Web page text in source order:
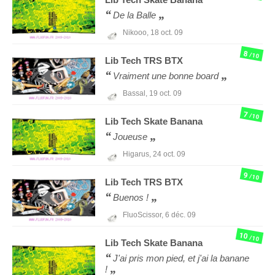
De la Balle
Nikooo, 18 oct. 09
Lib Tech TRS BTX
Vraiment une bonne board
Bassal, 19 oct. 09
8/10
Lib Tech Skate Banana
Joueuse
Higarus, 24 oct. 09
7/10
Lib Tech TRS BTX
Buenos !
FluoScissor, 6 déc. 09
9/10
Lib Tech Skate Banana
J'ai pris mon pied, et j'ai la banane
!
10/10